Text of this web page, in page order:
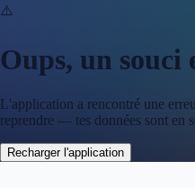
⚠️
Oups, un souci
L'application a rencontré une
reprendre — tes données sont en
Recharger l'application